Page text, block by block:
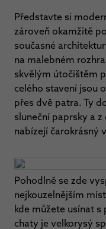
Představte si
zároveň okamžitě
současné
na malebném
skvělým útočištěm
celého stavení jsou
přes dvě patra. Ty
sluneční paprsky a
nabízejí čarokrásný
Pohodlně se zde
nejkouzelnějším
kde můžete usínat
chaty je velkorysý